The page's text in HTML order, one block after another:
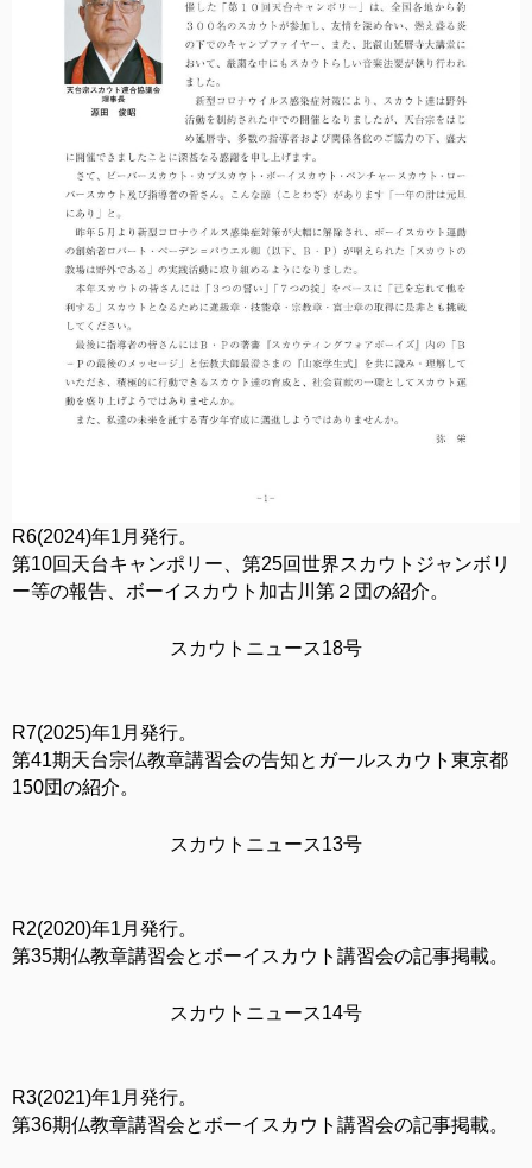
R6(2024)年1月発行。
第10回天台キャンポリー、第25回世界スカウトジャンボリ
ー等の報告、ボーイスカウト加古川第２団の紹介。
スカウトニュース18号
R7(2025)年1月発行。
第41期天台宗仏教章講習会の告知とガールスカウト東京都
150団の紹介。
スカウトニュース13号
R2(2020)年1月発行。
第35期仏教章講習会とボーイスカウト講習会の記事掲載。
スカウトニュース14号
R3(2021)年1月発行。
第36期仏教章講習会とボーイスカウト講習会の記事掲載。